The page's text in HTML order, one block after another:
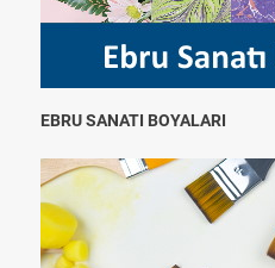
EBRU SANATI BOYALARI